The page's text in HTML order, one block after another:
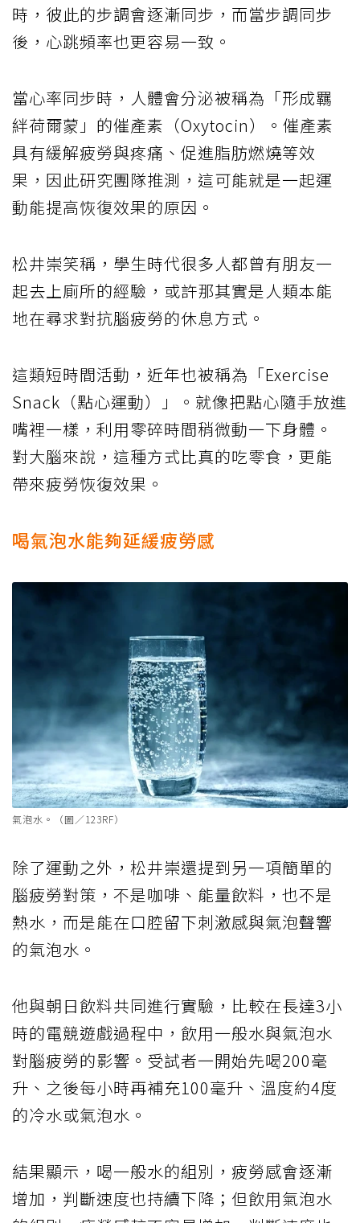
時，彼此的步調會逐漸同步，而當步調同步
後，心跳頻率也更容易一致。
當心率同步時，人體會分泌被稱為「形成羈
絆荷爾蒙」的催產素（Oxytocin）。催產素
具有緩解疲勞與疼痛、促進脂肪燃燒等效
果，因此研究團隊推測，這可能就是一起運
動能提高恢復效果的原因。
松井崇笑稱，學生時代很多人都曾有朋友一
起去上廁所的經驗，或許那其實是人類本能
地在尋求對抗腦疲勞的休息方式。
這類短時間活動，近年也被稱為「Exercise
Snack（點心運動）」。就像把點心隨手放進
嘴裡一樣，利用零碎時間稍微動一下身體。
對大腦來說，這種方式比真的吃零食，更能
帶來疲勞恢復效果。
喝氣泡水能夠延緩疲勞感
氣泡水。（圖／123RF）
除了運動之外，松井崇還提到另一項簡單的
腦疲勞對策，不是咖啡、能量飲料，也不是
熱水，而是能在口腔留下刺激感與氣泡聲響
的氣泡水。
他與朝日飲料共同進行實驗，比較在長達3小
時的電競遊戲過程中，飲用一般水與氣泡水
對腦疲勞的影響。受試者一開始先喝200毫
升、之後每小時再補充100毫升、溫度約4度
的冷水或氣泡水。
結果顯示，喝一般水的組別，疲勞感會逐漸
增加，判斷速度也持續下降；但飲用氣泡水